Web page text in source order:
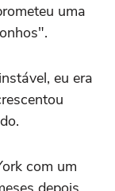
uma
eu era
com um